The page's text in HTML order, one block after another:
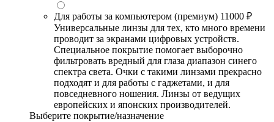
Для работы за компьютером (премиум) 11000 ₽
Универсальные линзы для тех, кто много времени
проводит за экранами цифровых устройств.
Специальное покрытие помогает выборочно
фильтровать вредный для глаза диапазон синего
спектра света. Очки с такими линзами прекрасно
подходят и для работы с гаджетами, и для
повседневного ношения. Линзы от ведущих
европейских и японских производителей.
Выберите покрытие/назначение